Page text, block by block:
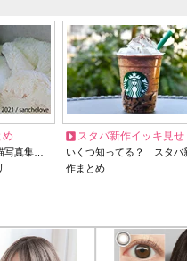
め
写真集…
スタバ新作イッキ見せ
いくつ知ってる？ スタバ
作まとめ